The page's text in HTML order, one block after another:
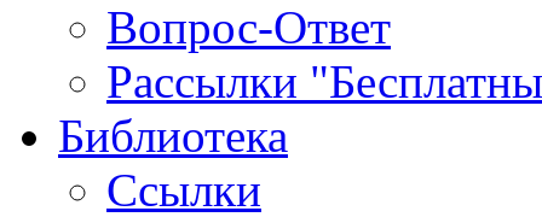
Вопрос-Ответ
Рассылки
Библиотека
Ссылки